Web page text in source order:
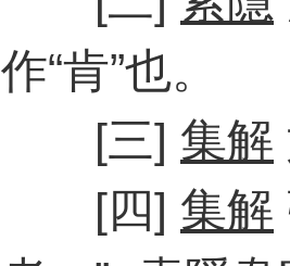
作“肯”也。
[三] 集解
[四] 集解